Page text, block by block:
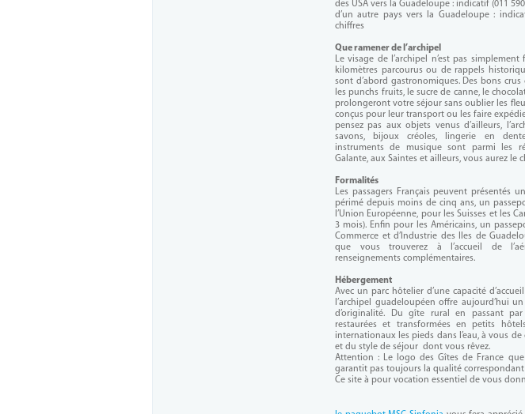
des USA vers la Guadeloupe : indicatif (011
d’un autre pays vers la Guadeloupe :
chiffres
Que ramener de l’archipel
Le visage de l’archipel n’est pas
kilomètres parcourus ou de rappels
sont d’abord gastronomiques. Des bons
les punchs fruits, le sucre de canne, le
prolongeront votre séjour sans oublier les
conçus pour leur transport ou les faire
pensez pas aux objets venus d’ailleurs,
savons, bijoux créoles, lingerie en
instruments de musique sont parmi les
Galante, aux Saintes et ailleurs, vous aurez le
Formalités
Les passagers Français peuvent présentés
périmé depuis moins de cinq ans, un
l’Union Européenne, pour les Suisses et les
3 mois). Enfin pour les Américains, un
Commerce et d’Industrie des Iles de
que vous trouverez à l’accueil de
renseignements complémentaires.
Hébergement
Avec un parc hôtelier d’une capacité
l’archipel guadeloupéen offre aujourd’hui
d’originalité. Du gîte rural en passant par
restaurées et transformées en petits
internationaux les pieds dans l’eau, à vous
et du style de séjour dont vous rêvez.
Attention : Le logo des Gîtes de France
garantit pas toujours la qualité
Ce site à pour vocation essentiel de vous